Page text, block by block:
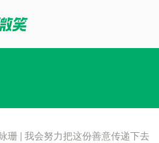
珊 | 我会努力把这份善意传递下去